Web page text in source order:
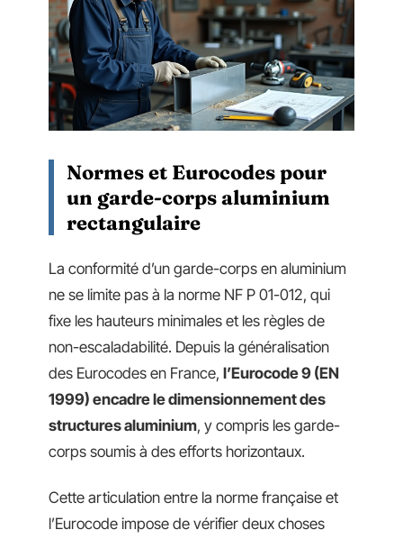
Normes et Eurocodes pour
un garde-corps aluminium
rectangulaire
La conformité d’un garde-corps en aluminium
ne se limite pas à la norme NF P 01-012, qui
fixe les hauteurs minimales et les règles de
non-escaladabilité. Depuis la généralisation
des Eurocodes en France, l’Eurocode 9 (EN
1999) encadre le dimensionnement des
structures aluminium, y compris les garde-
corps soumis à des efforts horizontaux.
Cette articulation entre la norme française et
l’Eurocode impose de vérifier deux choses